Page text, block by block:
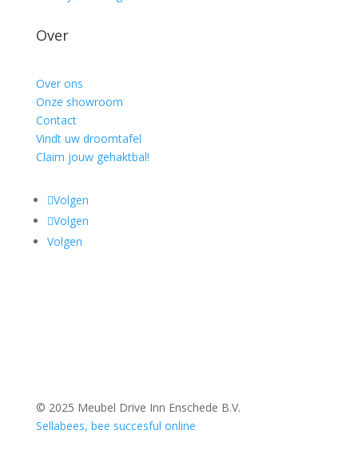
Over
Over ons
Onze showroom
Contact
Vindt uw droomtafel
Claim jouw gehaktbal!
Volgen
Volgen
Volgen
© 2025 Meubel Drive Inn Enschede B.V.
Sellabees, bee succesful online